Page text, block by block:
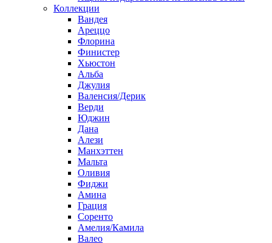
Коллекции
Вандея
Ареццо
Флорина
Финистер
Хьюстон
Альба
Джулия
Валенсия/Дерик
Верди
Юджин
Дана
Алези
Манхэттен
Мальта
Оливия
Фиджи
Амина
Грация
Соренто
Амелия/Камила
Валео